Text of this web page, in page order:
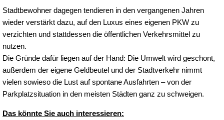
Stadtbewohner dagegen tendieren in den vergangenen Jahren
wieder verstärkt dazu, auf den Luxus eines eigenen PKW zu
verzichten und stattdessen die öffentlichen Verkehrsmittel zu
nutzen.
Die Gründe dafür liegen auf der Hand: Die Umwelt wird geschont,
außerdem der eigene Geldbeutel und der Stadtverkehr nimmt
vielen sowieso die Lust auf spontane Ausfahrten – von der
Parkplatzsituation in den meisten Städten ganz zu schweigen.
Das könnte Sie auch interessieren: